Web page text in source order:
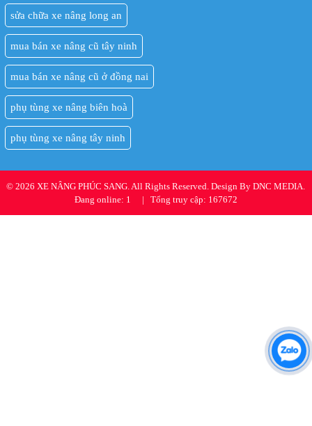
sửa chữa xe nâng long an
mua bán xe nâng cũ tây ninh
mua bán xe nâng cũ ở đồng nai
phụ tùng xe nâng biên hoà
phụ tùng xe nâng tây ninh
© 2026 XE NÂNG PHÚC SANG. All Rights Reserved. Design By DNC MEDIA.
Đang online: 1
| Tổng truy cập: 167672